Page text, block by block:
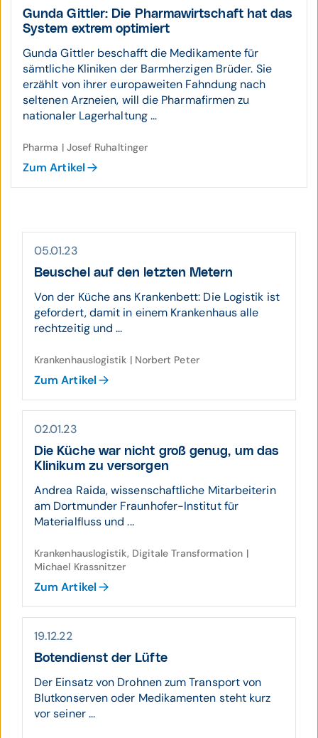
Gunda Gittler: Die Pharma­wirtschaft hat das
System extrem optimiert
Gunda Gittler beschafft die Medikamente für
sämtliche Kliniken der Barmherzigen Brüder. Sie
erzählt von ihrer europaweiten Fahndung nach
seltenen Arzneien, will die Pharmafirmen zu
nationaler Lagerhaltung ...
Pharma | Josef Ruhaltinger
Zum Artikel
05.01.23
Beuschel auf den letzten Metern
Von der Küche ans Krankenbett: Die Logistik ist
gefordert, damit in einem Krankenhaus alle
rechtzeitig und ...
Krankenhauslogistik | Norbert Peter
Zum Artikel
02.01.23
Die Küche war nicht groß genug, um das
Klinikum zu versorgen
Andrea Raida, wissenschaftliche Mitarbeiterin
am Dortmunder Fraunhofer-Institut für
Materialfluss und ...
Krankenhauslogistik, Digitale Transformation |
Michael Krassnitzer
Zum Artikel
19.12.22
Boten­dienst der Lüfte
Der Einsatz von Drohnen zum Transport von
Blutkonserven oder Medikamenten steht kurz
vor seiner ...